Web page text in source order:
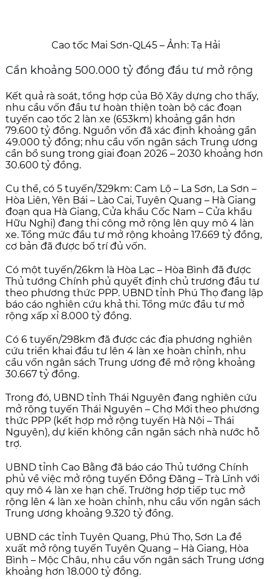
Cao tốc Mai Sơn-QL45 – Ảnh: Tạ Hải
Cần khoảng 500.000 tỷ đồng đầu tư mở rộng
Kết quả rà soát, tổng hợp của Bộ Xây dựng cho thấy,
nhu cầu vốn đầu tư hoàn thiện toàn bộ các đoạn
tuyến cao tốc 2 làn xe (653km) khoảng gần hơn
79.600 tỷ đồng. Nguồn vốn đã xác định khoảng gần
49.000 tỷ đồng; nhu cầu vốn ngân sách Trung ương
cần bổ sung trong giai đoạn 2026 – 2030 khoảng hơn
30.600 tỷ đồng.
Cụ thể, có 5 tuyến/329km: Cam Lộ – La Sơn, La Sơn –
Hòa Liên, Yên Bái – Lào Cai, Tuyên Quang – Hà Giang
đoạn qua Hà Giang, Cửa khẩu Cốc Nam – Cửa khẩu
Hữu Nghị) đang thi công mở rộng lên quy mô 4 làn
xe. Tổng mức đầu tư mở rộng khoảng 17.669 tỷ đồng,
cơ bản đã được bố trí đủ vốn.
Có một tuyến/26km là Hòa Lạc – Hòa Bình đã được
Thủ tướng Chính phủ quyết định chủ trương đầu tư
theo phương thức PPP. UBND tỉnh Phú Thọ đang lập
báo cáo nghiên cứu khả thi. Tổng mức đầu tư mở
rộng xấp xỉ 8.000 tỷ đồng.
Có 6 tuyến/298km đã được các địa phương nghiên
cứu triển khai đầu tư lên 4 làn xe hoàn chỉnh, nhu
cầu vốn ngân sách Trung ương để mở rộng khoảng
30.667 tỷ đồng.
Trong đó, UBND tỉnh Thái Nguyên đang nghiên cứu
mở rộng tuyến Thái Nguyên – Chợ Mới theo phương
thức PPP (kết hợp mở rộng tuyến Hà Nội – Thái
Nguyên), dự kiến không cần ngân sách nhà nước hỗ
trợ.
UBND tỉnh Cao Bằng đã báo cáo Thủ tướng Chính
phủ về việc mở rộng tuyến Đồng Đăng – Trà Lĩnh với
quy mô 4 làn xe hạn chế. Trường hợp tiếp tục mở
rộng lên 4 làn xe hoàn chỉnh, nhu cầu vốn ngân sách
Trung ương khoảng 9.320 tỷ đồng.
UBND các tỉnh Tuyên Quang, Phú Thọ, Sơn La đề
xuất mở rộng tuyến Tuyên Quang – Hà Giang, Hòa
Bình – Mộc Châu, nhu cầu vốn ngân sách Trung ương
khoảng hơn 18.000 tỷ đồng.